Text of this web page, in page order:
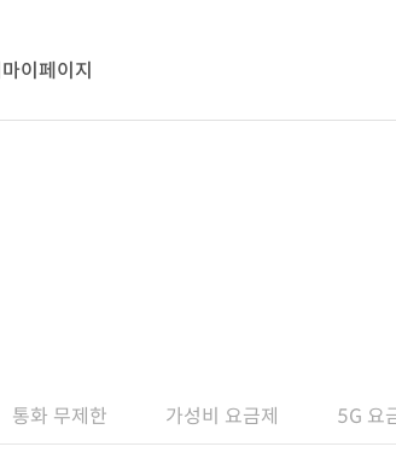
마이페이지
통화 무제한 가성비 요금제 5G 요